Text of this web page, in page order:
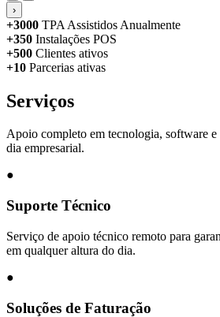
›
+3000 TPA Assistidos Anualmente
+350 Instalações POS
+500 Clientes ativos
+10 Parcerias ativas
Serviços
Apoio completo em tecnologia, software e
dia empresarial.
●
Suporte Técnico
Serviço de apoio técnico remoto para
em qualquer altura do dia.
●
Soluções de Faturação